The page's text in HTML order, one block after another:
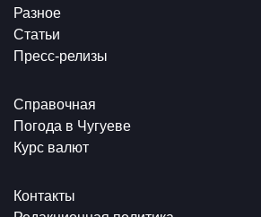
Разное
Статьи
Пресс-релизы
Справочная
Погода в Чугуеве
Курс валют
Контакты